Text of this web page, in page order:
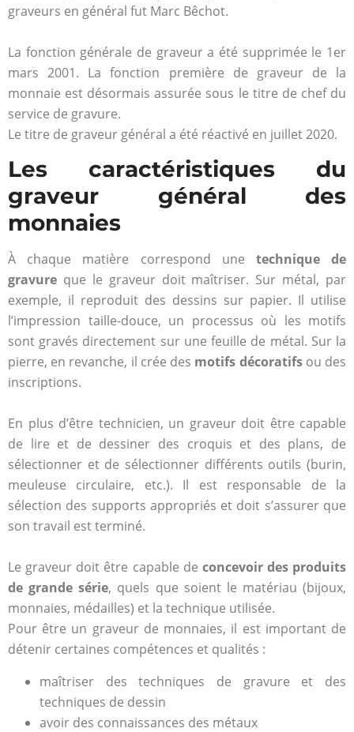
graveurs en général fut Marc Bêchot.
La fonction générale de graveur a été supprimée le 1er
mars 2001. La fonction première de graveur de la
monnaie est désormais assurée sous le titre de chef du
service de gravure.
Le titre de graveur général a été réactivé en juillet 2020.
Les caractéristiques du
graveur général des
monnaies
À chaque matière correspond une technique de
gravure que le graveur doit maîtriser. Sur métal, par
exemple, il reproduit des dessins sur papier. Il utilise
l’impression taille-douce, un processus où les motifs
sont gravés directement sur une feuille de métal. Sur la
pierre, en revanche, il crée des motifs décoratifsou des
inscriptions.
En plus d’être technicien, un graveur doit être capable
de lire et de dessiner des croquis et des plans, de
sélectionner et de sélectionner différents outils (burin,
meuleuse circulaire, etc.). Il est responsable de la
sélection des supports appropriés et doit s’assurer que
son travail est terminé.
Le graveur doit être capable de concevoir des produits
de grande série, quels que soient le matériau (bijoux,
monnaies, médailles) et la technique utilisée.
Pour être un graveur de monnaies, il est important de
détenir certaines compétences et qualités :
maîtriser des techniques de gravure et des
techniques de dessin
avoir des connaissances des métaux